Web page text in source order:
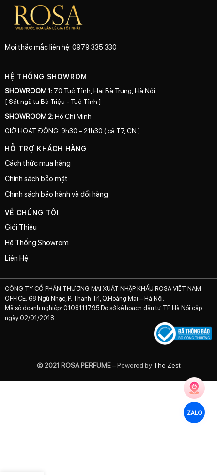
ZALO
Mọi thắc mắc liên hệ: 0979 335 330
HỆ THỐNG SHOWROM
SHOWROOM 1: 70 Tuệ Tĩnh, Hai Bà Trưng, Hà Nội
[ Sát ngã tư Bà Triệu - Tuệ Tĩnh ]
SHOWROOM 2:Hồ Chí Minh
GIỜ HOẠT ĐỘNG: 9h30 – 21h30 ( cả T7, CN )
HỖ TRỢ KHÁCH HÀNG
Cách thức mua hàng
Chính sách bảo mật
Chính sách bảo hành và đổi hàng
VỀ CHÚNG TÔI
Giới Thiệu
Hệ Thống Showrom
Liên Hệ
CÔNG TY CỔ PHẦN THƯƠNG MẠI XUẤT NHẬP KHẨU ROSA VIỆT NAM
OFFICE: 68 Ngũ Nhạc, P. Thanh Trì, Q.Hoàng Mai – Hà Nội.
Mã số doanh nghiệp: 0108111795 Do sở kế hoạch đầu tư TP Hà Nội cấp
ngày 02/01/2018.
© 2021 ROSA PERFUME– Powered byThe Zest